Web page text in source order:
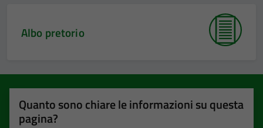
Albo pretorio
Quanto sono chiare le informazioni su questa
pagina?